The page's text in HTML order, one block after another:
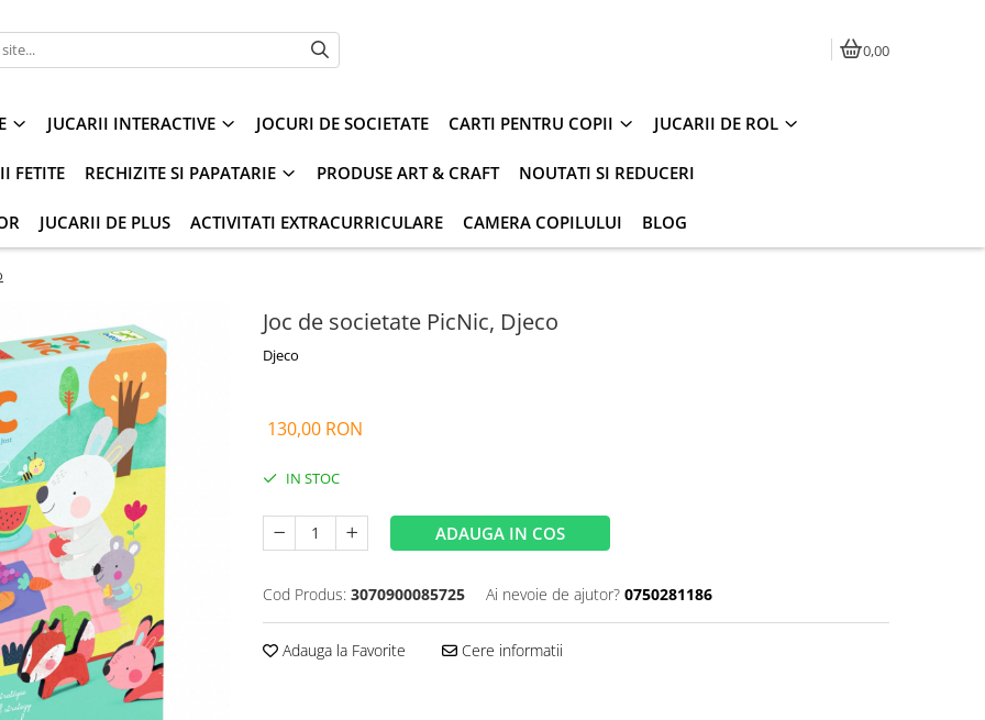
0,00
JUCARII INTERACTIVE JOCURI DE SOCIETATE CARTI PENTRU COPII JUCARII DE ROL
FETITE RECHIZITE SI PAPATARIE PRODUSE ART & CRAFT NOUTATI SI REDUCERI
JUCARII DE PLUS ACTIVITATI EXTRACURRICULARE CAMERA COPILULUI BLOG
Joc de societate PicNic, Djeco
Djeco
130,00 RON
IN STOC
ADAUGA IN COS
Cod Produs: 3070900085725 Ai nevoie de ajutor? 0750281186
Adauga la Favorite Cere informatii